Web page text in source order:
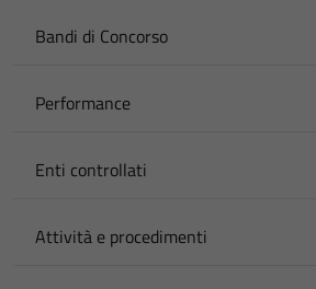
Bandi di Concorso
Performance
Enti controllati
Attività e procedimenti